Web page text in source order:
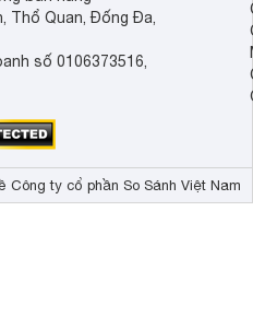
Thổ Quan, Đống Đa,
số 0106373516,
ty cổ phần So Sánh Việt Nam